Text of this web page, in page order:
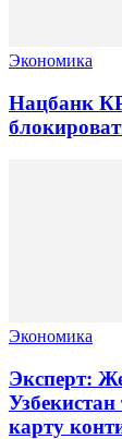
Экономика
Нацбанк
Экономика
Эксперт:
карту